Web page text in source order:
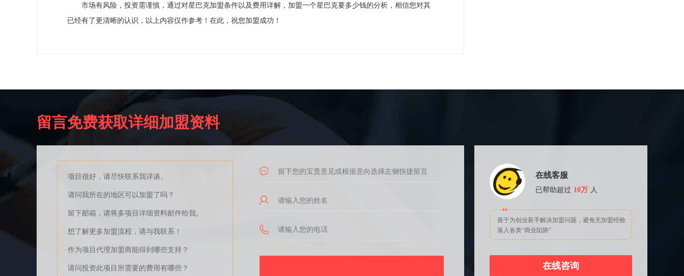
市场有风险，投资需谨慎，通过对星巴克加盟条件以及费用详解，加盟一个星巴克要多少钱的分析，相信您对其
已经有了更清晰的认识，以上内容仅作参考！在此，祝您加盟成功！
留言免费获取详细加盟资料
项目很好，请尽快联系我详谈。
请问我所在的地区可以加盟了吗？
留下邮箱，请将多项目详细资料邮件给我。
想了解更多加盟流程，请与我联系！
作为项目代理加盟商能得到哪些支持？
请问投资此项目所需要的费用有哪些？
在线客服
已帮助超过 10万 人
善于为创业新手解决加盟问题，避免无加盟经验
落入各类“商业陷阱”
在线咨询